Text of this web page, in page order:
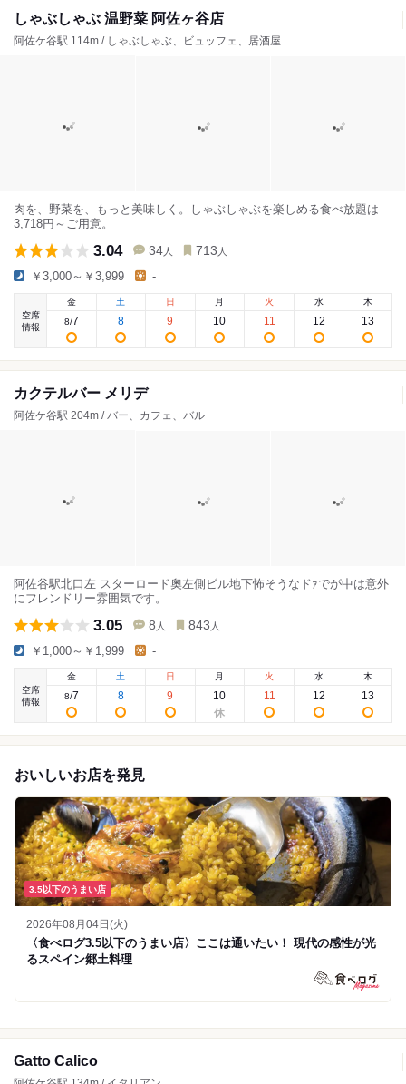
しゃぶしゃぶ 温野菜 阿佐ヶ谷店
阿佐ケ谷駅 114m / しゃぶしゃぶ、ビュッフェ、居酒屋
肉を、野菜を、もっと美味しく。しゃぶしゃぶを楽しめる食べ放題は
3,718円～ご用意。
3.04 34 人 713 人
￥3,000～￥3,999 -
空席
情報
金
8/7
土
8
日
9
月
10
火
11
水
12
木
13
カクテルバー メリデ
阿佐ケ谷駅 204m / バー、カフェ、バル
阿佐谷駅北口左 スターロード奧左側ビル地下怖そうなドｧでが中は意外
にフレンドリー雰囲気です。
3.05 8 人 843 人
￥1,000～￥1,999 -
空席
情報
金
8/7
土
8
日
9
月
10
火
11
水
12
木
13
おいしいお店を発見
3.5以下のうまい店
2026年08月04日(火)
〈食べログ3.5以下のうまい店〉ここは通いたい！ 現代の感性が光
るスペイン郷土料理
Gatto Calico